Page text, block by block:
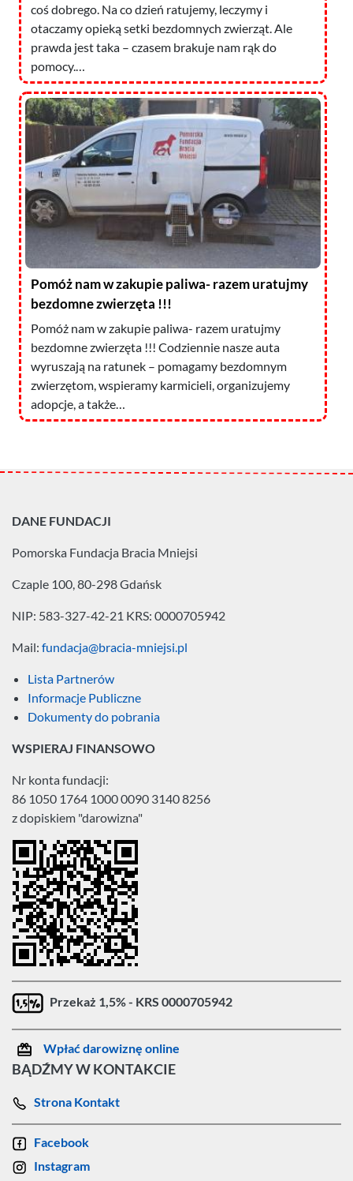
coś dobrego. Na co dzień ratujemy, leczymy i
otaczamy opieką setki bezdomnych zwierząt. Ale
prawda jest taka – czasem brakuje nam rąk do
pomocy.…
Pomóż nam w zakupie paliwa- razem uratujmy
bezdomne zwierzęta !!!
Pomóż nam w zakupie paliwa- razem uratujmy
bezdomne zwierzęta !!! Codziennie nasze auta
wyruszają na ratunek – pomagamy bezdomnym
zwierzętom, wspieramy karmicieli, organizujemy
adopcje, a także…
DANE FUNDACJI
Pomorska Fundacja Bracia Mniejsi
Czaple 100, 80-298 Gdańsk
NIP: 583-327-42-21 KRS: 0000705942
Mail: fundacja@bracia-mniejsi.pl
Lista Partnerów
Informacje Publiczne
Dokumenty do pobrania
WSPIERAJ FINANSOWO
Nr konta fundacji:
86 1050 1764 1000 0090 3140 8256
z dopiskiem "darowizna"
Przekaż 1,5% - KRS 0000705942
Wpłać darowiznę online
BĄDŹMY W KONTAKCIE
Strona Kontakt
Facebook
Instagram